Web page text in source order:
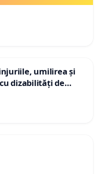
umilirea și
dizabilități de